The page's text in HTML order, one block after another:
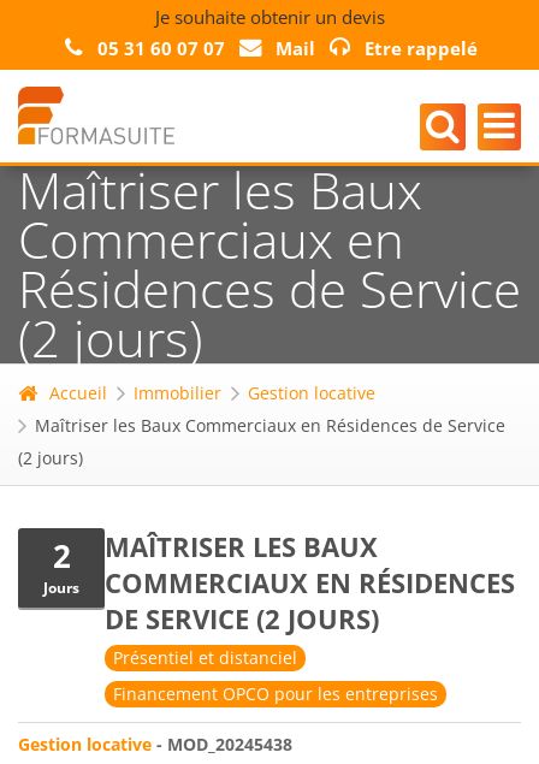
Je souhaite obtenir un devis
05 31 60 07 07
Mail Etre rappelé
Maîtriser les Baux
Commerciaux en
Résidences de Service
(2 jours)
Accueil Immobilier
Gestion locative
Maîtriser les Baux Commerciaux en Résidences de Service
(2 jours)
2
Jours
MAÎTRISER LES BAUX
COMMERCIAUX EN RÉSIDENCES
DE SERVICE (2 JOURS)
Présentiel et distanciel
Financement OPCO pour les entreprises
Gestion locative - MOD_20245438